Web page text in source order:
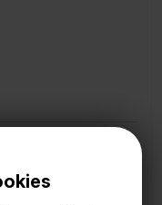
på lager